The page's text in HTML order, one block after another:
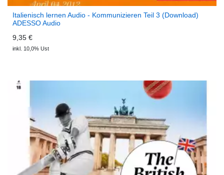
Italienisch lernen Audio - Kommunizieren Teil 3 (Download)
ADESSO Audio
9,35 €
inkl. 10,0% Ust